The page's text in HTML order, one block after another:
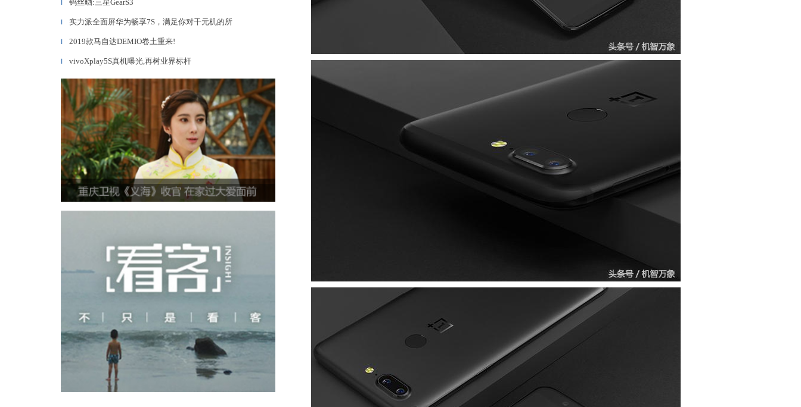
▎ 钨丝晒:三星GearS3
▎ 实力派全面屏华为畅享7S，满足你对千元机的所
▎ 2019款马自达DEMIO卷土重来!
▎ vivoXplay5S真机曝光,再树业界标杆